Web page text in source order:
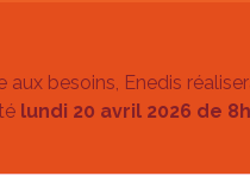
besoins, Enedis
lundi 20 avril 2026 de